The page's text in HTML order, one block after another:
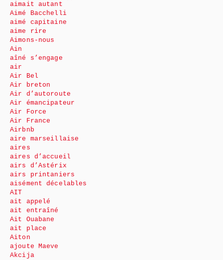
aimait autant
Aimé Bacchelli
aimé capitaine
aime rire
Aimons-nous
Ain
aîné s’engage
air
Air Bel
Air breton
Air d’autoroute
Air émancipateur
Air Force
Air France
Airbnb
aire marseillaise
aires
aires d’accueil
airs d’Astérix
airs printaniers
aisément décelables
AIT
ait appelé
ait entraîné
Ait Ouabane
ait place
Aiton
ajoute Maeve
Akcija